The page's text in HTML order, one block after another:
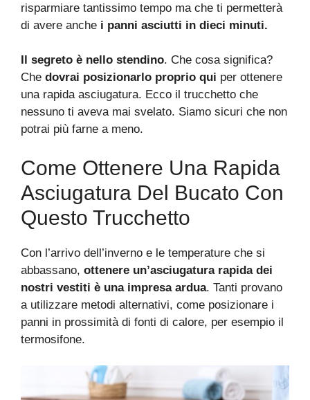
risparmiare tantissimo tempo ma che ti permetterà
di avere anche i panni asciutti in dieci minuti.
Il segreto è nello stendino. Che cosa significa?
Che dovrai posizionarlo proprio qui per ottenere
una rapida asciugatura. Ecco il trucchetto che
nessuno ti aveva mai svelato. Siamo sicuri che non
potrai più farne a meno.
Come Ottenere Una Rapida
Asciugatura Del Bucato Con
Questo Trucchetto
Con l’arrivo dell’inverno e le temperature che si
abbassano, ottenere un’asciugatura rapida dei
nostri vestiti è una impresa ardua. Tanti provano
a utilizzare metodi alternativi, come posizionare i
panni in prossimità di fonti di calore, per esempio il
termosifone.